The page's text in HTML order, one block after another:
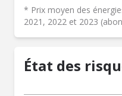
* Prix moyen des
2021, 2022 et 2023
État des